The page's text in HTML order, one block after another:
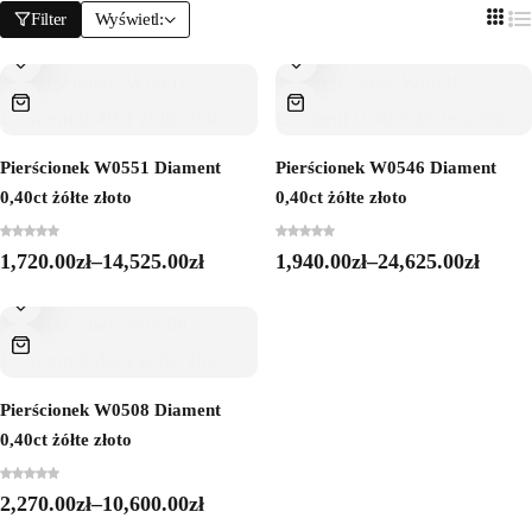
Filter Wyświetl:
Pierścionek W0551 Diament
0,40ct żółte złoto
1,720.00zł–14,525.00zł
Pierścionek W0546 Diament
0,40ct żółte złoto
1,940.00zł–24,625.00zł
Pierścionek W0508 Diament
0,40ct żółte złoto
2,270.00zł–10,600.00zł